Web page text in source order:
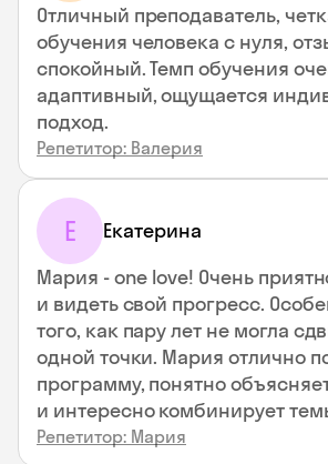
Отличный преподаватель,
обучения человека с нуля,
спокойный. Темп обучения
адаптивный, ощущается
подход.
Репетитор: Валерия
Е Екатерина
Мария - one love! Очень
и видеть свой прогресс.
того, как пару лет не могла
одной точки. Мария отлично
программу, понятно
и интересно комбинирует
Репетитор: Мария